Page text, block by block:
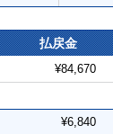
払戻金
¥84,670
¥6,840